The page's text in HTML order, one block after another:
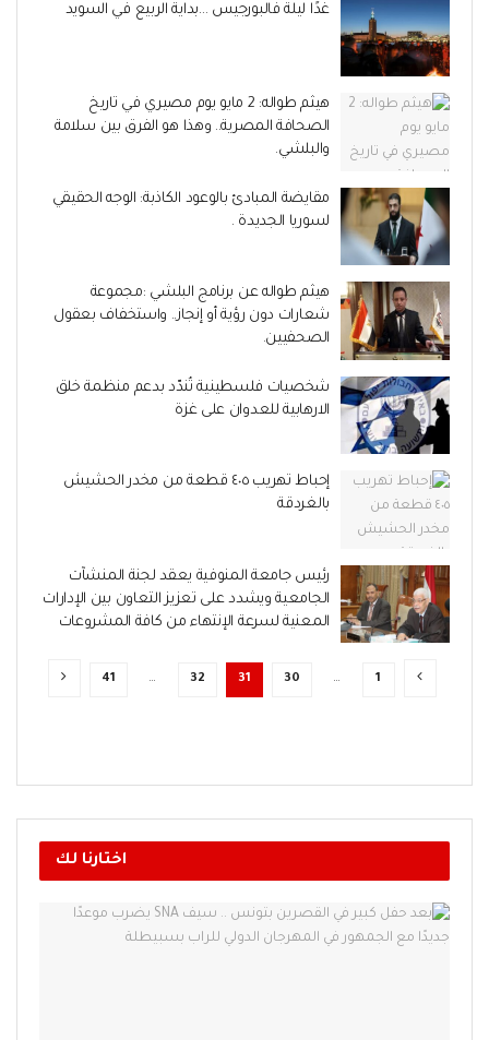
غدًا ليلة فالبورجيس …بداية الربيع في السويد
هيثم طواله: 2 مايو يوم مصيري في تاريخ
الصحافة المصرية.. وهذا هو الفرق بين سلامة
والبلشي.
مقايضة المبادئ بالوعود الكاذبة: الوجه الحقيقي
لسوريا الجديدة .
هيثم طواله عن برنامج البلشي :مجموعة
شعارات دون رؤية أو إنجاز.. واستخفاف بعقول
الصحفيين.
شخصيات فلسطينية تُندّد بدعم منظمة خلق
الارهابية للعدوان على غزة
إحباط تهريب ٤٠٥ قطعة من مخدر الحشيش
بالغردقة
رئيس جامعة المنوفية يعقد لجنة المنشآت
الجامعية ويشدد على تعزيز التعاون بين الإدارات
المعنية لسرعة الإنتهاء من كافة المشروعات
1
…
30
31
32
…
41
اختارنا لك